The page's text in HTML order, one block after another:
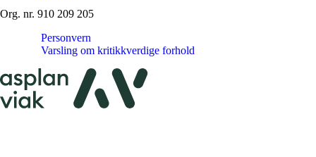
Org. nr. 910 209 205
Personvern
Varsling om kritikkverdige forhold